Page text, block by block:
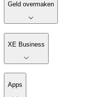
Geld overmaken
XE Business
Apps